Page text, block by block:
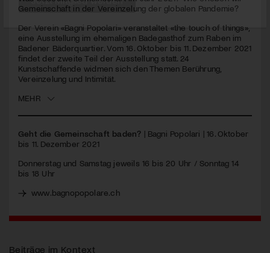
Gemeinschaft in der Vereinzelung der globalen Pandemie?
Der Verein «Bagni Popolari» veranstaltet «the touch of things»,
eine Ausstellung im ehemaligen Badegasthof zum Raben im
Badener Bäderquartier. Vom 16. Oktober bis 11. Dezember 2021
findet der zweite Teil der Ausstellung statt. 24
Kunstschaffende widmen sich den Themen Berührung,
Vereinzelung und Intimität.
MEHR
Geht die Gemeinschaft baden? | Bagni Popolari | 16. Oktober
bis 11. Dezember 2021
Donnerstag und Samstag jeweils 16 bis 20 Uhr / Sonntag 14
bis 18 Uhr
www.bagnopopolare.ch
Beiträge im Kontext
Jetzt Mitglied werden